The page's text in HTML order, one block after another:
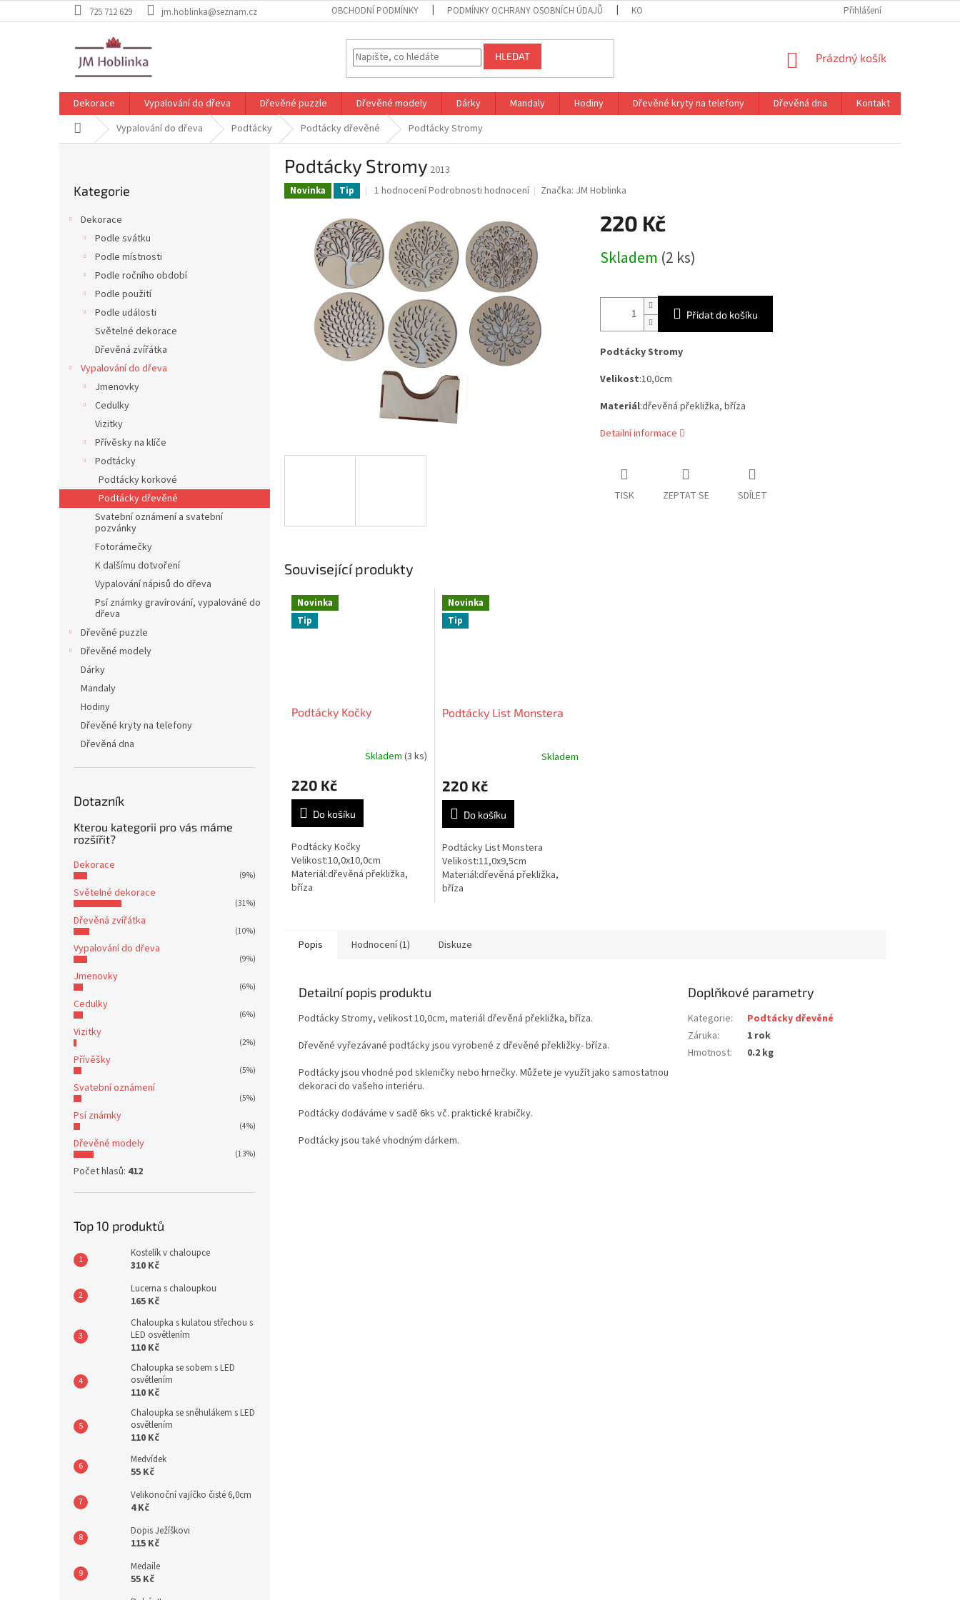
na
725 712 629 jm.hoblinka@seznam.cz OBCHODNÍ PODMÍNKY PODMÍNKY OCHRANY OSOBNÍCH ÚDAJŮ KONTAKT Přihlášení
HLEDAT
NÁKUPNÍ
Prázdný košík
Dekorace Vypalování do dřeva Dřevěné puzzle Dřevěné modely Dárky Mandaly Hodiny Dřevěné kryty na telefony Dřevěná dna
Kontakt
Domů Vypalování do dřeva Podtácky Podtácky dřevěné Podtácky Stromy
kategorie
Kategorie
Dekorace
Podle svátku
Podle místnosti
Podle ročního období
Podle použití
Podle události
Světelné dekorace
Dřevěná zvířátka
Vypalování do dřeva
Jmenovky
Cedulky
Vizitky
Přívěsky na klíče
Podtácky
Podtácky korkové
Podtácky dřevěné
Svatební oznámení a svatební
pozvánky
Fotorámečky
K dalšímu dotvoření
Vypalování nápisů do dřeva
Psí známky gravírování, vypalováné do
dřeva
Dřevěné puzzle
Dřevěné modely
Dárky
Mandaly
Hodiny
Dřevěné kryty na telefony
Dřevěná dna
Dotazník
Kterou kategorii pro vás máme
rozšířit?
Dekorace
(9%)
Světelné dekorace
(31%)
Dřevěná zvířátka
(10%)
Vypalování do dřeva
(9%)
Jmenovky
(6%)
Cedulky
(6%)
Vizitky
(2%)
Přívěšky
(5%)
Svatební oznámení
(5%)
Psí známky
(4%)
Dřevěné modely
(13%)
Počet hlasů: 412
Top 10 produktů
Kostelík v chaloupce
310 Kč
Lucerna s chaloupkou
165 Kč
Chaloupka s kulatou střechou s
LED osvětlením
110 Kč
Chaloupka se sobem s LED
osvětlením
110 Kč
Chaloupka se sněhulákem s LED
osvětlením
110 Kč
Medvídek
55 Kč
Velikonoční vajíčko čisté 6,0cm
4 Kč
Dopis Ježíškovi
115 Kč
Medaile
55 Kč
Podtácky Stromy 2013
Novinka Tip
Průměrné
je
5,0
z
5
hvězdiček.
1 hodnoceníPodrobnosti hodnocení Značka: JM Hoblinka
220 Kč
cena:
Skladem (2 ks)
Přidat do košíku
Podtácky Stromy
Velikost:10,0cm
Materiál:dřevěná překližka, bříza
Detailní informace
TISK ZEPTAT SE SDÍLET
Související produkty
Novinka
Tip
Podtácky Kočky
Skladem (3 ks)
220 Kč
Do košíku
Podtácky Kočky
Velikost:10,0x10,0cm
Materiál:dřevěná překližka,
bříza
Novinka
Tip
Podtácky List Monstera
Skladem
220 Kč
Do košíku
Podtácky List Monstera
Velikost:11,0x9,5cm
Materiál:dřevěná překližka,
bříza
Popis Hodnocení (1) Diskuze
Detailní popis produktu
Podtácky Stromy, velikost 10,0cm, materiál dřevěná překližka, bříza.
Dřevěné vyřezávané podtácky jsou vyrobené z dřevěné překližky- bříza.
Podtácky jsou vhodné pod skleničky nebo hrnečky. Můžete je využít jako samostatnou
dekoraci do vašeho interiéru.
Podtácky dodáváme v sadě 6ks vč. praktické krabičky.
Podtácky jsou také vhodným dárkem.
Doplňkové parametry
Kategorie:
Podtácky dřevěné
Záruka:
1 rok
Hmotnost: 0.2 kg